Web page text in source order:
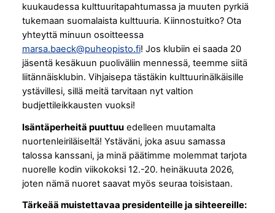
kuukaudessa kulttuuritapahtumassa ja muuten pyrkiä
tukemaan suomalaista kulttuuria. Kiinnostuitko? Ota
yhteyttä minuun osoitteessa
marsa.baeck@puheopisto.fi! Jos klubiin ei saada 20
jäsentä kesäkuun puoliväliin mennessä, teemme siitä
liitännäisklubin. Vihjaisepa tästäkin kulttuurinälkäisille
ystävillesi, sillä meitä tarvitaan nyt valtion
budjettileikkausten vuoksi!
Isäntäperheitä puuttuuedelleen muutamalta
nuortenleiriläiseltä! Ystäväni, joka asuu samassa
talossa kanssani, ja minä päätimme molemmat tarjota
nuorelle kodin viikokoksi 12.-20. heinäkuuta 2026,
joten nämä nuoret saavat myös seuraa toisistaan.
Tärkeää muistettavaa presidenteille ja sihteereille: